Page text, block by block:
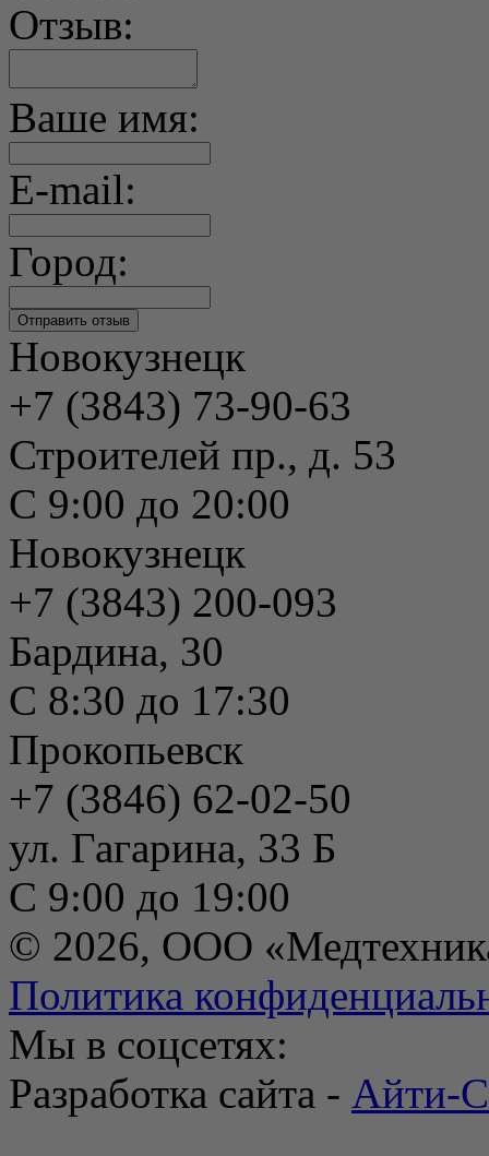
Отзыв:
Ваше имя:
E-mail:
Город:
Новокузнецк
+7 (3843) 73-90-63
Строителей пр., д. 53
С 9:00 до 20:00
Новокузнецк
+7 (3843) 200-093
Бардина, 30
С 8:30 до 17:30
Прокопьевск
+7 (3846) 62-02-50
ул. Гагарина, 33 Б
С 9:00 до 19:00
© 2026, ООО
Политика
Мы в соцсетях:
Разработка сайта - Айти-